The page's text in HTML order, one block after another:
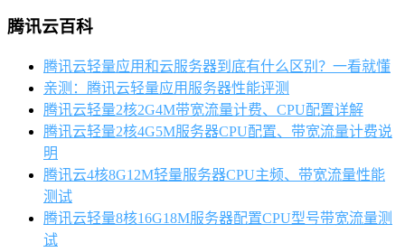
腾讯云百科
腾讯云轻量应用和云服务器到底有什么区别？一看就懂
亲测：腾讯云轻量应用服务器性能评测
腾讯云轻量2核2G4M带宽流量计费、CPU配置详解
腾讯云轻量2核4G5M服务器CPU配置、带宽流量计费说
明
腾讯云4核8G12M轻量服务器CPU主频、带宽流量性能
测试
腾讯云轻量8核16G18M服务器配置CPU型号带宽流量测
试